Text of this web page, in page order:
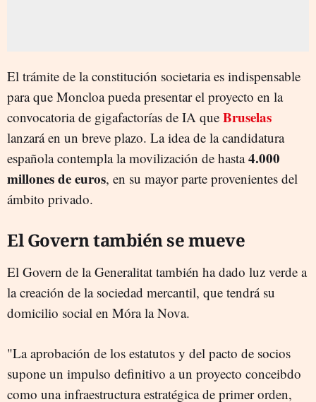
El trámite de la constitución societaria es indispensable
para que Moncloa pueda presentar el proyecto en la
convocatoria de gigafactorías de IA que Bruselas
lanzará en un breve plazo. La idea de la candidatura
española contempla la movilización de hasta4.000
millones de euros, en su mayor parte provenientes del
ámbito privado.
El Govern también se mueve
El Govern de la Generalitat también ha dado luz verde a
la creación de la sociedad mercantil, que tendrá su
domicilio social en Móra la Nova.
"La aprobación de los estatutos y del pacto de socios
supone un impulso definitivo a un proyecto conceibdo
como una infraestructura estratégica de primer orden,